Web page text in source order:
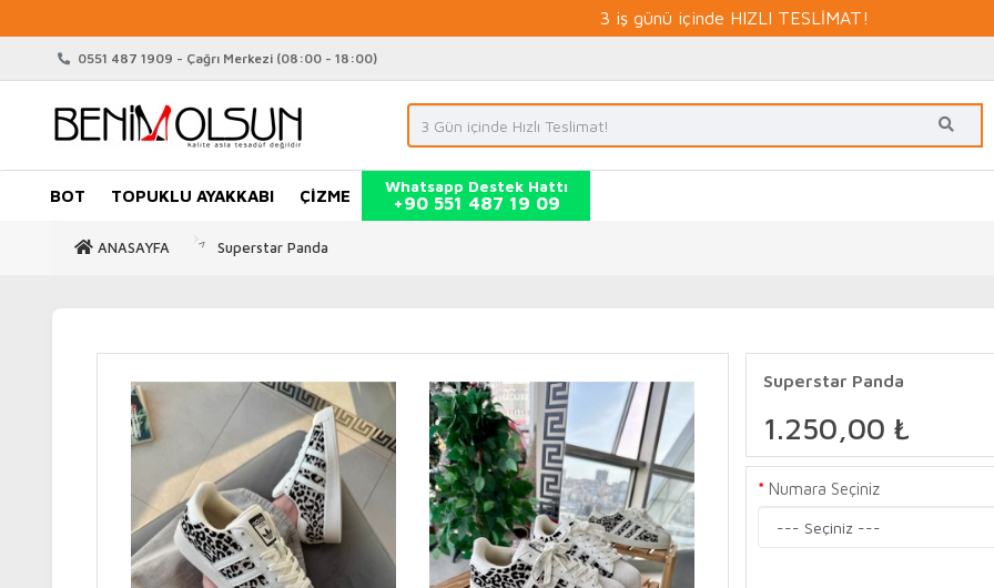
3 iş günü içinde HIZLI TESLİMAT!
0551 487 1909 - Çağrı Merkezi (08:00 - 18:00)
BOT TOPUKLU AYAKKABI ÇİZME
Whatsapp Destek Hattı
+90 551 487 19 09
ANASAYFA Superstar Panda
Superstar Panda
1.250,00 ₺
Numara Seçiniz